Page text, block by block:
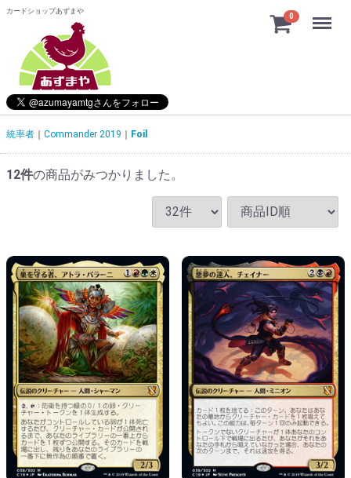
カードショップあずまや
0 Menu
統率者 Commander 2019 Foil
12件の商品がみつかりました。